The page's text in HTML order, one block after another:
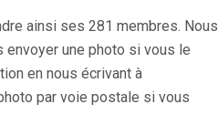
ainsi ses 281 membres. Nous
une photo si vous le
en nous écrivant à
par voie postale si vous